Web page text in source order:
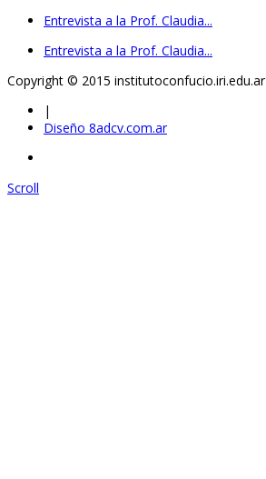
Entrevista a la Prof. Claudia...
Entrevista a la Prof. Claudia...
Copyright © 2015 institutoconfucio.iri.edu.ar
|
Diseño 8adcv.com.ar
Scroll